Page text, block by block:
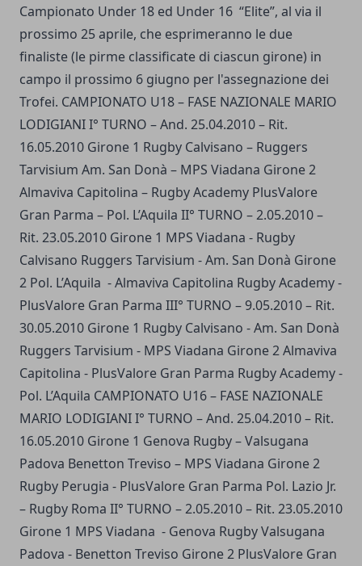
Campionato Under 18 ed Under 16 “Elite”, al via il
prossimo 25 aprile, che esprimeranno le due
finaliste (le pirme classificate di ciascun girone) in
campo il prossimo 6 giugno per l'assegnazione dei
Trofei. CAMPIONATO U18 – FASE NAZIONALE MARIO
LODIGIANI I° TURNO – And. 25.04.2010 – Rit.
16.05.2010 Girone 1 Rugby Calvisano – Ruggers
Tarvisium Am. San Donà – MPS Viadana Girone 2
Almaviva Capitolina – Rugby Academy PlusValore
Gran Parma – Pol. L’Aquila II° TURNO – 2.05.2010 –
Rit. 23.05.2010 Girone 1 MPS Viadana - Rugby
Calvisano Ruggers Tarvisium - Am. San Donà Girone
2 Pol. L’Aquila - Almaviva Capitolina Rugby Academy -
PlusValore Gran Parma III° TURNO – 9.05.2010 – Rit.
30.05.2010 Girone 1 Rugby Calvisano - Am. San Donà
Ruggers Tarvisium - MPS Viadana Girone 2 Almaviva
Capitolina - PlusValore Gran Parma Rugby Academy -
Pol. L’Aquila CAMPIONATO U16 – FASE NAZIONALE
MARIO LODIGIANI I° TURNO – And. 25.04.2010 – Rit.
16.05.2010 Girone 1 Genova Rugby – Valsugana
Padova Benetton Treviso – MPS Viadana Girone 2
Rugby Perugia - PlusValore Gran Parma Pol. Lazio Jr.
– Rugby Roma II° TURNO – 2.05.2010 – Rit. 23.05.2010
Girone 1 MPS Viadana - Genova Rugby Valsugana
Padova - Benetton Treviso Girone 2 PlusValore Gran